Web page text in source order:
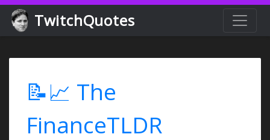
TwitchQuotes
📝📈 The
FinanceTLDR